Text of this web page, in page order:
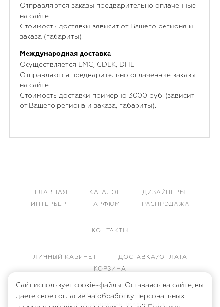
Отправляются заказы предварительно оплаченные
на сайте.
Стоимость доставки зависит от Вашего региона и
заказа (габариты).
Международная доставка
Осуществляется ЕМС, CDEK, DHL
Отправляются предварительно оплаченные заказы
на сайте
Стоимость доставки примерно 3000 руб. (зависит
от Вашего региона и заказа, габариты).
ГЛАВНАЯ КАТАЛОГ
ДИЗАЙНЕРЫ
ИНТЕРЬЕР
ПАРФЮМ РАСПРОДАЖА
КОНТАКТЫ
ЛИЧНЫЙ КАБИНЕТ
ДОСТАВКА/ОПЛАТА
КОРЗИНА
ПУБЛИЧНАЯ ОФЕРТА
ПОЛИТИКА КОНФИДЕНЦИАЛЬНОСТИ
Сайт использует cookie-файлы. Оставаясь на сайте, вы
даете свое согласие на обработку персональных